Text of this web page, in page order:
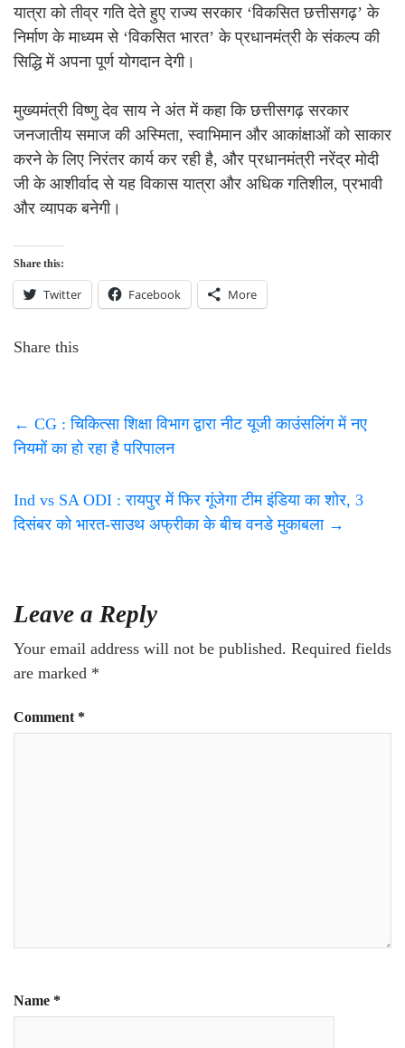
यात्रा को तीव्र गति देते हुए राज्य सरकार ‘विकसित छत्तीसगढ़’ के
निर्माण के माध्यम से ‘विकसित भारत’ के प्रधानमंत्री के संकल्प की
सिद्धि में अपना पूर्ण योगदान देगी।
मुख्यमंत्री विष्णु देव साय ने अंत में कहा कि छत्तीसगढ़ सरकार
जनजातीय समाज की अस्मिता, स्वाभिमान और आकांक्षाओं को साकार
करने के लिए निरंतर कार्य कर रही है, और प्रधानमंत्री नरेंद्र मोदी
जी के आशीर्वाद से यह विकास यात्रा और अधिक गतिशील, प्रभावी
और व्यापक बनेगी।
Share this:
Twitter Facebook More
Share this
← CG : चिकित्सा शिक्षा विभाग द्वारा नीट यूजी काउंसलिंग में नए
नियमों का हो रहा है परिपालन
Ind vs SA ODI : रायपुर में फिर गूंजेगा टीम इंडिया का शोर, 3
दिसंबर को भारत-साउथ अफ्रीका के बीच वनडे मुकाबला →
Leave a Reply
Your email address will not be published. Required fields
are marked *
Comment *
Name *